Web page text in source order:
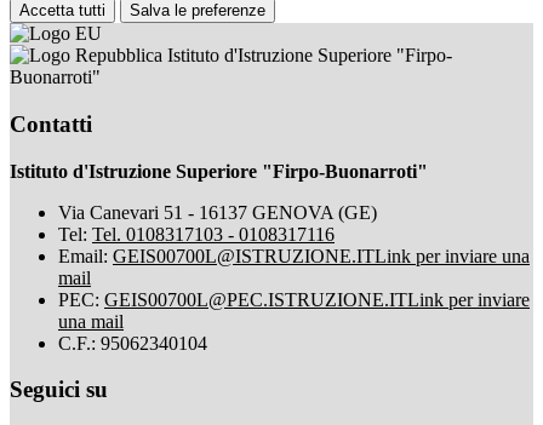
Accetta tutti Salva le preferenze
Istituto d'Istruzione Superiore "Firpo-
Buonarroti"
Contatti
Istituto d'Istruzione Superiore "Firpo-Buonarroti"
Via Canevari 51 - 16137 GENOVA (GE)
Tel: Tel. 0108317103 - 0108317116
Email: GEIS00700L@ISTRUZIONE.ITLink per inviare una
mail
PEC: GEIS00700L@PEC.ISTRUZIONE.ITLink per inviare
una mail
C.F.: 95062340104
Seguici su